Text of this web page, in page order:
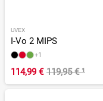
UVEX
I-Vo 2 MIPS
+1
114,99 € 119,95 €¹